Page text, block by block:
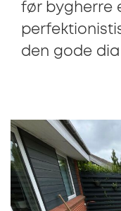
før bygherre
den gode